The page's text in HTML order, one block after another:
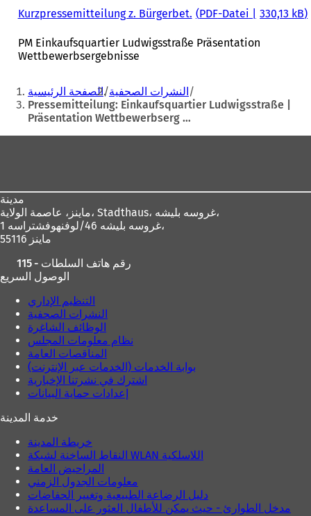
Kurzpressemitteilung z. Bürgerbet.
PDF-Datei 330,13 kB
PM Einkaufsquartier Ludwigsstraße Präsentation
Wettbewerbsergebnisse
Sie
befinden
sich
hier:
الصفحة الرئيسية النشرات الصحفية
Pressemitteilung: Einkaufsquartier Ludwigsstraße |
Präsentation Wettbewerbserg …
مدينة
ماينز، عاصمة الولاية،
Stadthaus، غروسه بليشه،
غروسه بليشه 46/لوفنهوفشتراسه 1،
55116 ماينز
115 - رقم هاتف السلطات
الوصول السريع
التنظيم الإداري
النشرات الصحفية
الوظائف الشاغرة
نظام معلومات المجلس
المناقصات العامة
بوابة الخدمات (الخدمات عبر الإنترنت)
اشترك في نشرتنا الإخبارية
إعدادات حماية البيانات
خدمة المدينة
خريطة المدينة
النقاط الساخنة لشبكة WLAN اللاسلكية
المراحيض العامة
معلومات الجدول الزمني
دليل الرضاعة الطبيعية وتغيير الحفاضات
مدخل الطوارئ - حيث يمكن للأطفال العثور على المساعدة